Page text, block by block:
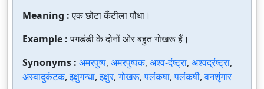
Meaning :एक छोटा कँटीला पौधा।
Example :पगडंडी के दोनों ओर बहुत गोखरू हैं।
Synonyms : अमरपुष्प, अमरपुष्पक, अश्व-दंष्ट्रा, अश्वद्रंष्ट्रा,
अस्वादुकंटक,इक्षुगन्धा,इक्षुर,गोखरू,पलंकषा,पलंकषी,वनशृंगार